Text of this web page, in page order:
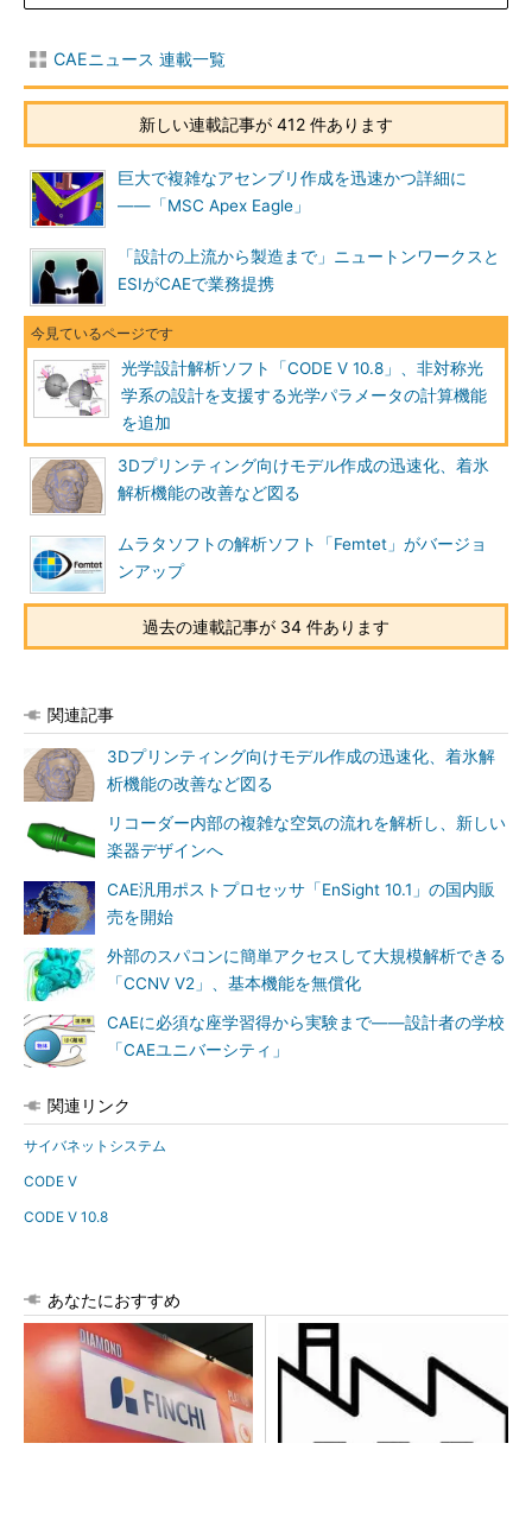
CAEニュース 連載一覧
新しい連載記事が 412 件あります
巨大で複雑なアセンブリ作成を迅速かつ詳細に
――「MSC Apex Eagle」
「設計の上流から製造まで」ニュートンワークスと
ESIがCAEで業務提携
光学設計解析ソフト「CODE V 10.8」、非対称光
学系の設計を支援する光学パラメータの計算機能
を追加
3Dプリンティング向けモデル作成の迅速化、着氷
解析機能の改善など図る
ムラタソフトの解析ソフト「Femtet」がバージョ
ンアップ
過去の連載記事が 34 件あります
関連記事
3Dプリンティング向けモデル作成の迅速化、着氷解
析機能の改善など図る
リコーダー内部の複雑な空気の流れを解析し、新しい
楽器デザインへ
CAE汎用ポストプロセッサ「EnSight 10.1」の国内販
売を開始
外部のスパコンに簡単アクセスして大規模解析できる
「CCNV V2」、基本機能を無償化
CAEに必須な座学習得から実験まで――設計者の学校
「CAEユニバーシティ」
関連リンク
サイバネットシステム
CODE V
CODE V 10.8
あなたにおすすめ